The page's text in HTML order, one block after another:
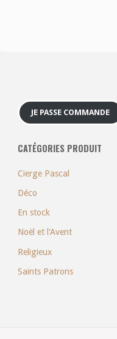
JE PASSE COMMANDE
CATÉGORIES PRODUIT
Cierge Pascal
Déco
En stock
Noël et l'Avent
Religieux
Saints Patrons